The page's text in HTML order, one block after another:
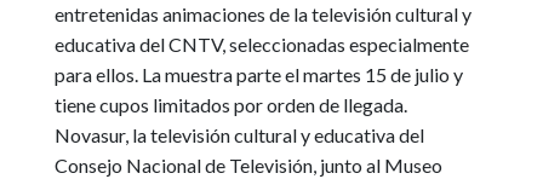
entretenidas animaciones de la televisión cultural y
educativa del CNTV, seleccionadas especialmente
para ellos. La muestra parte el martes 15 de julio y
tiene cupos limitados por orden de llegada.
Novasur, la televisión cultural y educativa del
Consejo Nacional de Televisión, junto al Museo